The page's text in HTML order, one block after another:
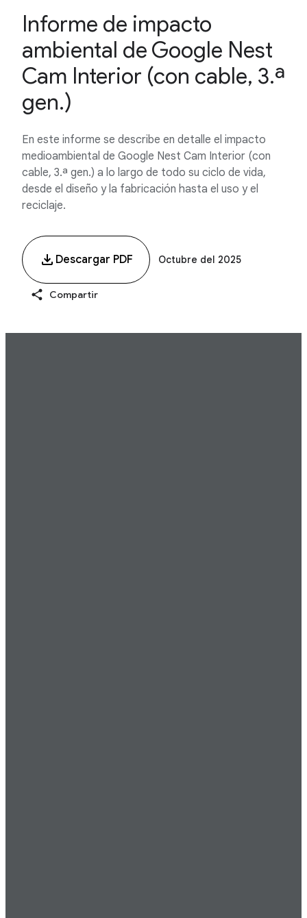
Informe de impacto
ambiental de Google Nest
Cam Interior (con cable, 3.ª
gen.)
En este informe se describe en detalle el impacto
medioambiental de Google Nest Cam Interior (con
cable, 3.ª gen.) a lo largo de todo su ciclo de vida,
desde el diseño y la fabricación hasta el uso y el
reciclaje.
Descargar PDF Octubre del 2025
Compartir